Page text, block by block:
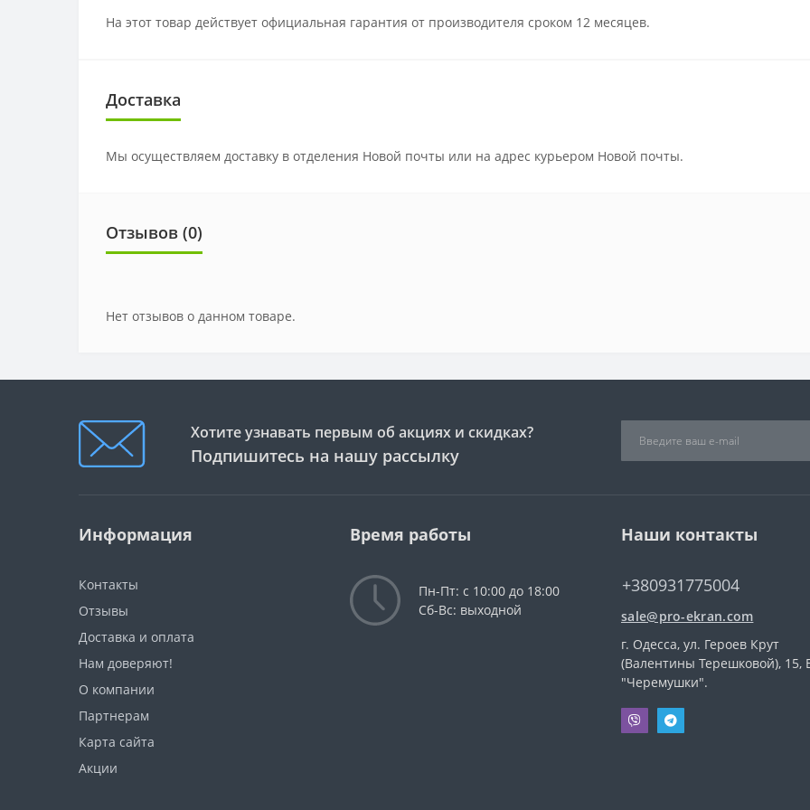
На этот товар действует официальная гарантия от производителя сроком 12 месяцев.
Доставка
Мы осуществляем доставку в отделения Новой почты или на адрес курьером Новой почты.
Отзывов (0)
Нет отзывов о данном товаре.
Хотите узнавать первым об акциях и скидках?
Подпишитесь на нашу рассылку
Информация
Контакты
Отзывы
Доставка и оплата
Нам доверяют!
О компании
Партнерам
Карта сайта
Акции
Время работы
Пн-Пт: с 10:00 до 18:00
Сб-Вс: выходной
Наши контакты
+380931775004
sale@pro-ekran.com
г. Одесса, ул. Героев Крут
(Валентины Терешковой), 15,
"Черемушки".